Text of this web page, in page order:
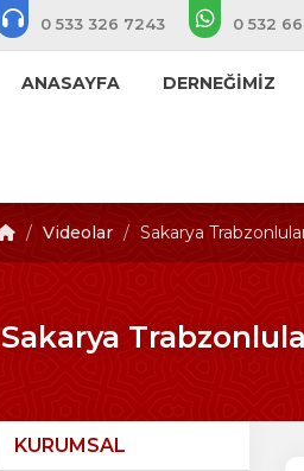
0 533 326 7243 0 532
ANASAYFA DERNEĞİMİZ
Videolar Sakarya
Sakarya
KURUMSAL